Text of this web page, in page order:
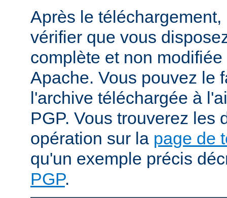
Après le
vérifier que vous
complète et non
Apache. Vous pouvez le
l'archive téléchargée à
PGP. Vous trouverez les
opération sur la page de
qu'un exemple précis
PGP.